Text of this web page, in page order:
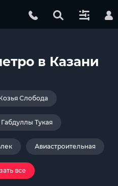
в Казани
Слобода
Тукая
Авиастроительная
все